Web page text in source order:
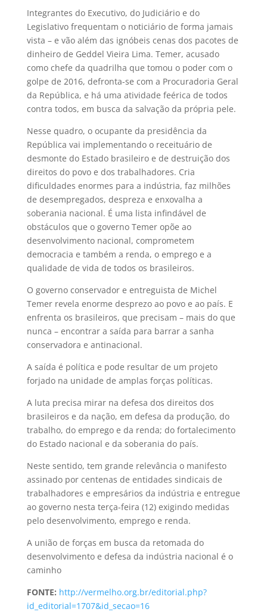
Integrantes do Executivo, do Judiciário e do
Legislativo frequentam o noticiário de forma jamais
vista – e vão além das ignóbeis cenas dos pacotes de
dinheiro de Geddel Vieira Lima. Temer, acusado
como chefe da quadrilha que tomou o poder com o
golpe de 2016, defronta-se com a Procuradoria Geral
da República, e há uma atividade feérica de todos
contra todos, em busca da salvação da própria pele.
Nesse quadro, o ocupante da presidência da
República vai implementando o receituário de
desmonte do Estado brasileiro e de destruição dos
direitos do povo e dos trabalhadores. Cria
dificuldades enormes para a indústria, faz milhões
de desempregados, despreza e enxovalha a
soberania nacional. É uma lista infindável de
obstáculos que o governo Temer opõe ao
desenvolvimento nacional, comprometem
democracia e também a renda, o emprego e a
qualidade de vida de todos os brasileiros.
O governo conservador e entreguista de Michel
Temer revela enorme desprezo ao povo e ao país. E
enfrenta os brasileiros, que precisam – mais do que
nunca – encontrar a saída para barrar a sanha
conservadora e antinacional.
A saída é política e pode resultar de um projeto
forjado na unidade de amplas forças políticas.
A luta precisa mirar na defesa dos direitos dos
brasileiros e da nação, em defesa da produção, do
trabalho, do emprego e da renda; do fortalecimento
do Estado nacional e da soberania do país.
Neste sentido, tem grande relevância o manifesto
assinado por centenas de entidades sindicais de
trabalhadores e empresários da indústria e entregue
ao governo nesta terça-feira (12) exigindo medidas
pelo desenvolvimento, emprego e renda.
A união de forças em busca da retomada do
desenvolvimento e defesa da indústria nacional é o
caminho
FONTE: http://vermelho.org.br/editorial.php?
id_editorial=1707&id_secao=16